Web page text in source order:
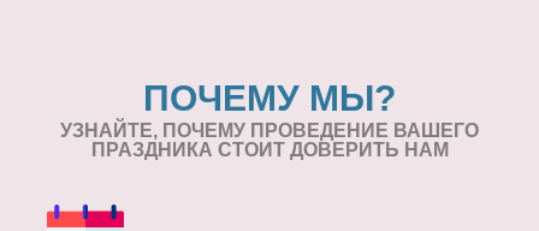
ПОЧЕМУ МЫ?
УЗНАЙТЕ, ПОЧЕМУ ПРОВЕДЕНИЕ ВАШЕГО
ПРАЗДНИКА СТОИТ ДОВЕРИТЬ НАМ